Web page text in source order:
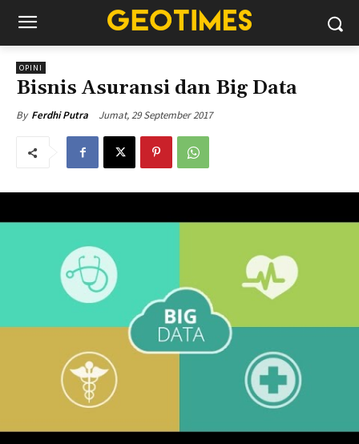
OPINI
Bisnis Asuransi dan Big Data
By Ferdhi Putra Jumat, 29 September 2017